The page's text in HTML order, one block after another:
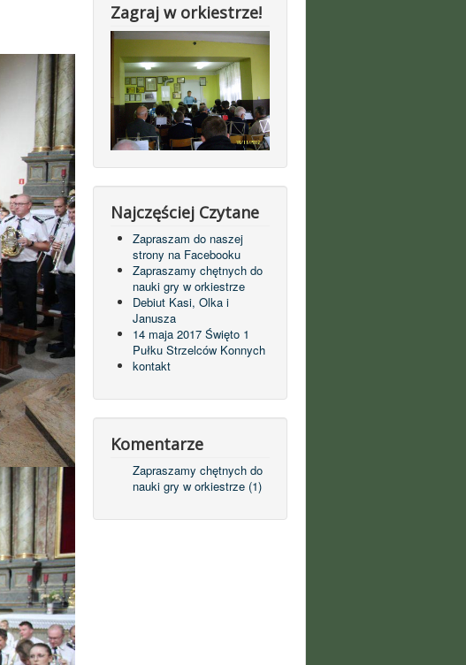
Zagraj w orkiestrze!
Najczęściej Czytane
Zapraszam do naszej
strony na Facebooku
Zapraszamy chętnych do
nauki gry w orkiestrze
Debiut Kasi, Olka i
Janusza
14 maja 2017 Święto 1
Pułku Strzelców Konnych
kontakt
Komentarze
Zapraszamy chętnych do
nauki gry w orkiestrze (1)